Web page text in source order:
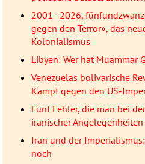
2001–2026,
gegen den Terror», das
Kolonialismus
Libyen: Wer hat Muammar
Venezuelas bolivarische
Kampf gegen den US-
Fünf Fehler, die man bei
iranischer
Iran und der
noch